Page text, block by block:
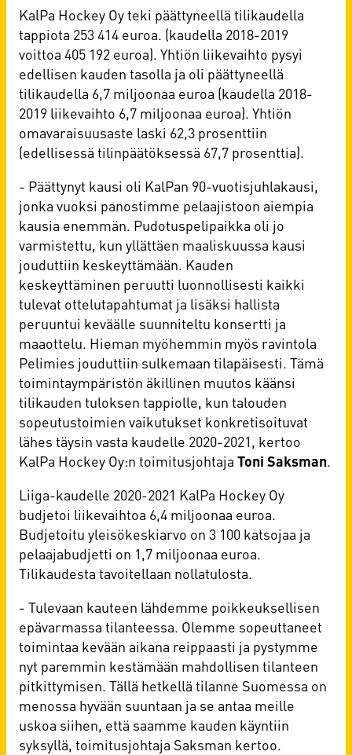
KalPa Hockey Oy teki päättyneellä tilikaudella
tappiota 253 414 euroa. (kaudella 2018-2019
voittoa 405 192 euroa). Yhtiön liikevaihto pysyi
edellisen kauden tasolla ja oli päättyneellä
tilikaudella 6,7 miljoonaa euroa (kaudella 2018-
2019 liikevaihto 6,7 miljoonaa euroa). Yhtiön
omavaraisuusaste laski 62,3 prosenttiin
(edellisessä tilinpäätöksessä 67,7 prosenttia).
- Päättynyt kausi oli KalPan 90-vuotisjuhlakausi,
jonka vuoksi panostimme pelaajistoon aiempia
kausia enemmän. Pudotuspelipaikka oli jo
varmistettu, kun yllättäen maaliskuussa kausi
jouduttiin keskeyttämään. Kauden
keskeyttäminen peruutti luonnollisesti kaikki
tulevat ottelutapahtumat ja lisäksi hallista
peruuntui keväälle suunniteltu konsertti ja
maaottelu. Hieman myöhemmin myös ravintola
Pelimies jouduttiin sulkemaan tilapäisesti. Tämä
toimintaympäristön äkillinen muutos käänsi
tilikauden tuloksen tappiolle, kun talouden
sopeutustoimien vaikutukset konkretisoituvat
lähes täysin vasta kaudelle 2020-2021, kertoo
KalPa Hockey Oy:n toimitusjohtaja Toni Saksman.
Liiga-kaudelle 2020-2021 KalPa Hockey Oy
budjetoi liikevaihtoa 6,4 miljoonaa euroa.
Budjetoitu yleisökeskiarvo on 3 100 katsojaa ja
pelaajabudjetti on 1,7 miljoonaa euroa.
Tilikaudesta tavoitellaan nollatulosta.
- Tulevaan kauteen lähdemme poikkeuksellisen
epävarmassa tilanteessa. Olemme sopeuttaneet
toimintaa kevään aikana reippaasti ja pystymme
nyt paremmin kestämään mahdollisen tilanteen
pitkittymisen. Tällä hetkellä tilanne Suomessa on
menossa hyvään suuntaan ja se antaa meille
uskoa siihen, että saamme kauden käyntiin
syksyllä, toimitusjohtaja Saksman kertoo.